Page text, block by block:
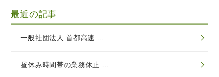
最近の記事
一般社団法人 首都高速 ...
昼休み時間帯の業務休止 ...